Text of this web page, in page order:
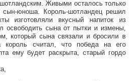
Живыми осталось только
юноша. Король-шотландец решил
изготовляли вкусный напиток из
освободить сына от пытки и измены,
который сына связали и бросили в
король считал, что победа на его
ему будет раскрыта, старый гордо